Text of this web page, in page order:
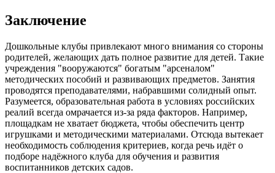
Заключение
Дошкольные клубы привлекают много внимания со стороны
родителей, желающих дать полное развитие для детей. Такие
учреждения "вооружаются" богатым "арсеналом"
методических пособий и развивающих предметов. Занятия
проводятся преподавателями, набравшими солидный опыт.
Разумеется, образовательная работа в условиях российских
реалий всегда омрачается из-за ряда факторов. Например,
площадкам не хватает бюджета, чтобы обеспечить центр
игрушками и методическими материалами. Отсюда вытекает
необходимость соблюдения критериев, когда речь идёт о
подборе надёжного клуба для обучения и развития
воспитанников детских садов.